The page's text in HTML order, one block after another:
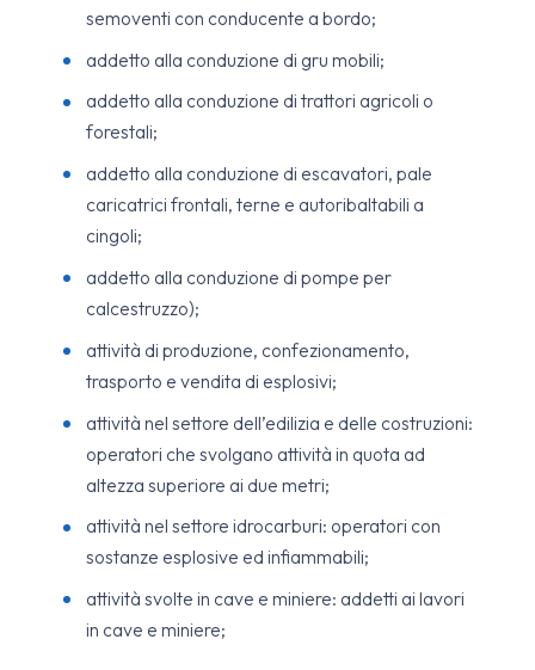
semoventi con conducente a bordo;
addetto alla conduzione di gru mobili;
addetto alla conduzione di trattori agricoli o
forestali;
addetto alla conduzione di escavatori, pale
caricatrici frontali, terne e autoribaltabili a
cingoli;
addetto alla conduzione di pompe per
calcestruzzo);
attività di produzione, confezionamento,
trasporto e vendita di esplosivi;
attività nel settore dell’edilizia e delle costruzioni:
operatori che svolgano attività in quota ad
altezza superiore ai due metri;
attività nel settore idrocarburi: operatori con
sostanze esplosive ed infiammabili;
attività svolte in cave e miniere: addetti ai lavori
in cave e miniere;